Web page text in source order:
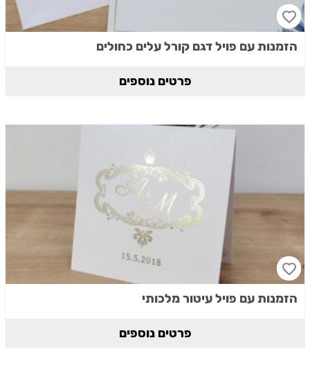
הזמנות עם פויל דגם קורל עלים כחולים
פרטים נוספים
הזמנות עם פויל עיטור מלכותי
פרטים נוספים